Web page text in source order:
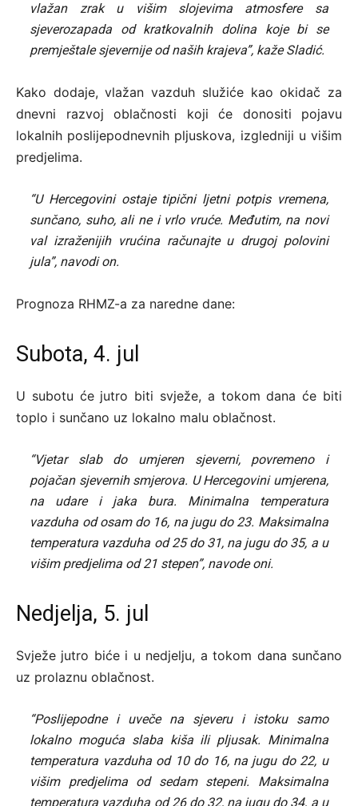
vlažan zrak u višim slojevima atmosfere sa
sjeverozapada od kratkovalnih dolina koje bi se
premještale sjevernije od naših krajeva”, kaže Sladić.
Kako dodaje, vlažan vazduh služiće kao okidač za
dnevni razvoj oblačnosti koji će donositi pojavu
lokalnih poslijepodnevnih pljuskova, izgledniji u višim
predjelima.
“U Hercegovini ostaje tipični ljetni potpis vremena,
sunčano, suho, ali ne i vrlo vruće. Međutim, na novi
val izraženijih vrućina računajte u drugoj polovini
jula”, navodi on.
Prognoza RHMZ-a za naredne dane:
Subota, 4. jul
U subotu će jutro biti svježe, a tokom dana će biti
toplo i sunčano uz lokalno malu oblačnost.
“Vjetar slab do umjeren sjeverni, povremeno i
pojačan sjevernih smjerova. U Hercegovini umjerena,
na udare i jaka bura. Minimalna temperatura
vazduha od osam do 16, na jugu do 23. Maksimalna
temperatura vazduha od 25 do 31, na jugu do 35, a u
višim predjelima od 21 stepen”, navode oni.
Nedjelja, 5. jul
Svježe jutro biće i u nedjelju, a tokom dana sunčano
uz prolaznu oblačnost.
“Poslijepodne i uveče na sjeveru i istoku samo
lokalno moguća slaba kiša ili pljusak. Minimalna
temperatura vazduha od 10 do 16, na jugu do 22, u
višim predjelima od sedam stepeni. Maksimalna
temperatura vazduha od 26 do 32, na jugu do 34, a u